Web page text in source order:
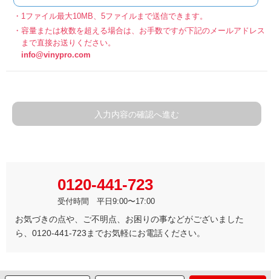
1ファイル最大10MB、5ファイルまで送信できます。
容量または枚数を超える場合は、お手数ですが下記のメールアドレス
まで直接お送りください。
info@vinypro.com
入力内容の確認へ進む
0120-441-723
受付時間 平日9:00〜17:00
お気づきの点や、ご不明点、お困りの事などがございました
ら、0120-441-723までお気軽にお電話ください。